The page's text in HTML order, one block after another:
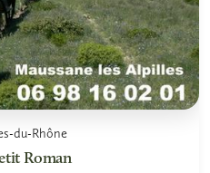
du-Rhône
Roman